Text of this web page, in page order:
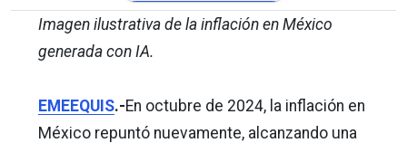
Imagen ilustrativa de la inflación en México
generada con IA.
EMEEQUIS.-En octubre de 2024, la inflación en
México repuntó nuevamente, alcanzando una